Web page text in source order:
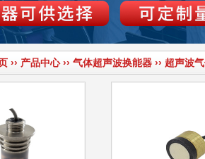
›› 产品中心›› 气体超声波换能器 ›› 超声波